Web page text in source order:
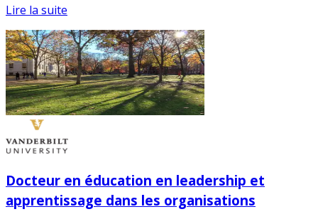
Lire la suite
Docteur en éducation en leadership et
apprentissage dans les organisations